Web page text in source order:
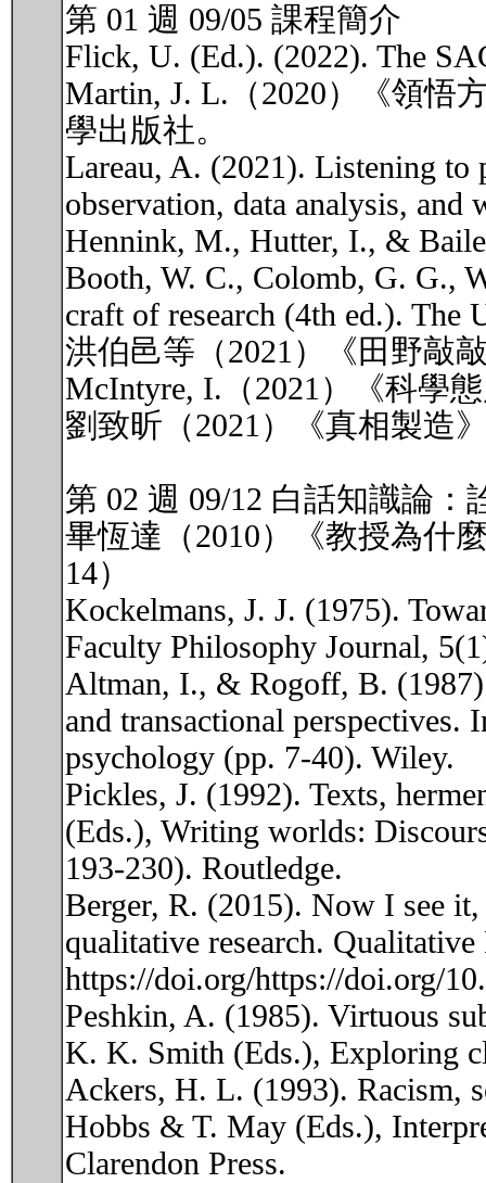
第 01 週 09/05 課程簡介
Flick, U. (Ed.). (2022). The
Martin, J. L.（2020）《領悟
學出版社。
Lareau, A. (2021). Listening to
observation, data analysis,
Hennink, M., Hutter, I., &
Booth, W. C., Colomb, G. G.,
craft of research (4th ed.). The
洪伯邑等（2021）《田野敲
McIntyre, I.（2021）《科學
劉致昕（2021）《真相製造
第 02 週 09/12 白話知識論：
畢恆達（2010）《教授為什
14）
Kockelmans, J. J. (1975).
Faculty Philosophy Journal,
Altman, I., & Rogoff, B.
and transactional
psychology (pp. 7-40). Wiley.
Pickles, J. (1992). Texts,
(Eds.), Writing worlds:
193-230). Routledge.
Berger, R. (2015). Now I see
qualitative research.
https://doi.org/https://doi.org/
Peshkin, A. (1985). Virtuous
K. K. Smith (Eds.), Exploring
Ackers, H. L. (1993). Racism,
Hobbs & T. May (Eds.),
Clarendon Press.